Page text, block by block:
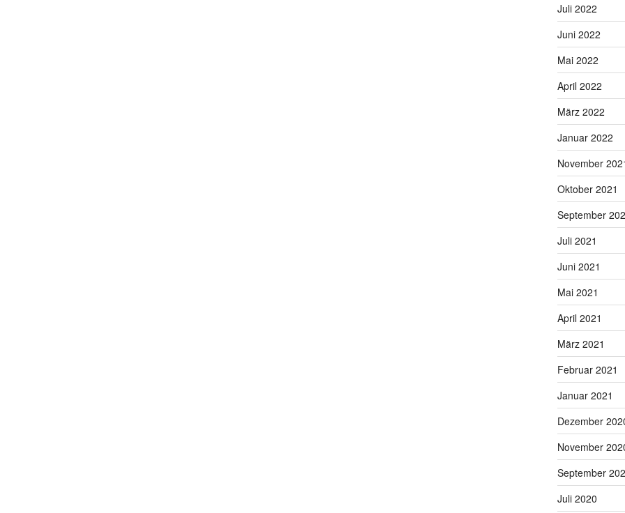
Juli 2022
Juni 2022
Mai 2022
April 2022
März 2022
Januar 2022
November
Oktober 2021
September
Juli 2021
Juni 2021
Mai 2021
April 2021
März 2021
Februar 2021
Januar 2021
Dezember
November
September
Juli 2020